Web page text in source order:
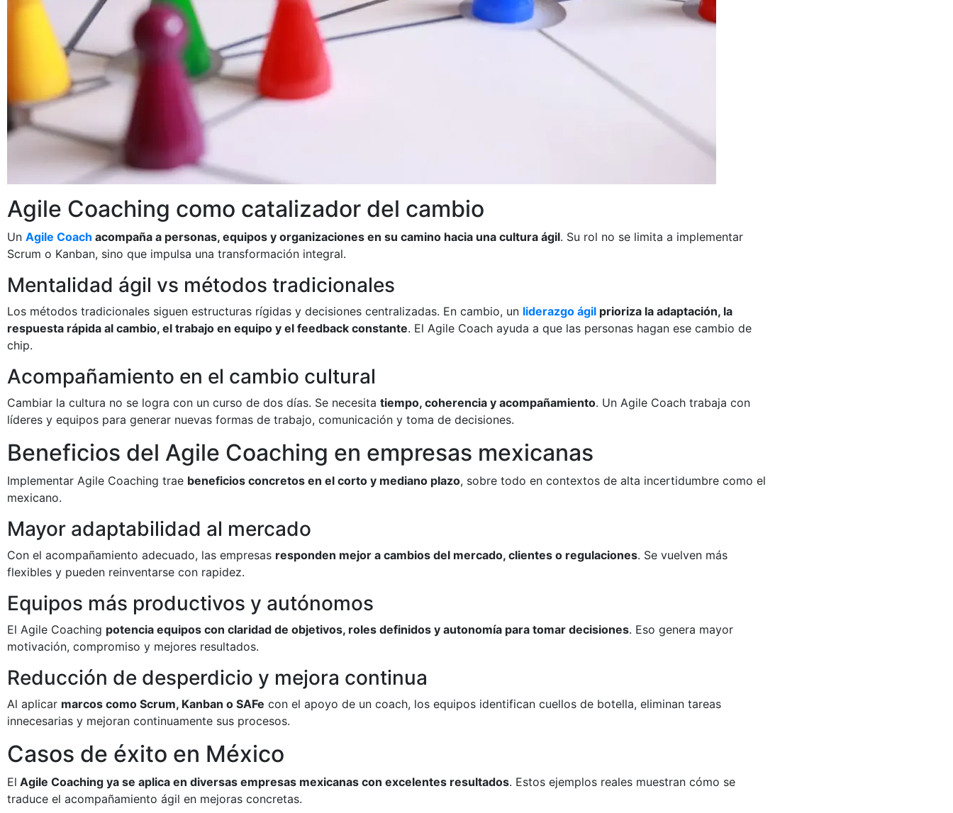
Agile Coaching como catalizador del cambio
Un Agile Coach acompaña a personas, equipos y organizaciones en su camino hacia una cultura ágil. Su rol no se limita a implementar
Scrum o Kanban, sino que impulsa una transformación integral.
Mentalidad ágil vs métodos tradicionales
Los métodos tradicionales siguen estructuras rígidas y decisiones centralizadas. En cambio, un liderazgo ágil prioriza la adaptación, la
respuesta rápida al cambio, el trabajo en equipo y el feedback constante. El Agile Coach ayuda a que las personas hagan ese cambio de
chip.
Acompañamiento en el cambio cultural
Cambiar la cultura no se logra con un curso de dos días. Se necesita tiempo, coherencia y acompañamiento. Un Agile Coach trabaja con
líderes y equipos para generar nuevas formas de trabajo, comunicación y toma de decisiones.
Beneficios del Agile Coaching en empresas mexicanas
Implementar Agile Coaching trae beneficios concretos en el corto y mediano plazo, sobre todo en contextos de alta incertidumbre como el
mexicano.
Mayor adaptabilidad al mercado
Con el acompañamiento adecuado, las empresas responden mejor a cambios del mercado, clientes o regulaciones. Se vuelven más
flexibles y pueden reinventarse con rapidez.
Equipos más productivos y autónomos
El Agile Coaching potencia equipos con claridad de objetivos, roles definidos y autonomía para tomar decisiones. Eso genera mayor
motivación, compromiso y mejores resultados.
Reducción de desperdicio y mejora continua
Al aplicar marcos como Scrum, Kanban o SAFe con el apoyo de un coach, los equipos identifican cuellos de botella, eliminan tareas
innecesarias y mejoran continuamente sus procesos.
Casos de éxito en México
El Agile Coaching ya se aplica en diversas empresas mexicanas con excelentes resultados. Estos ejemplos reales muestran cómo se
traduce el acompañamiento ágil en mejoras concretas.